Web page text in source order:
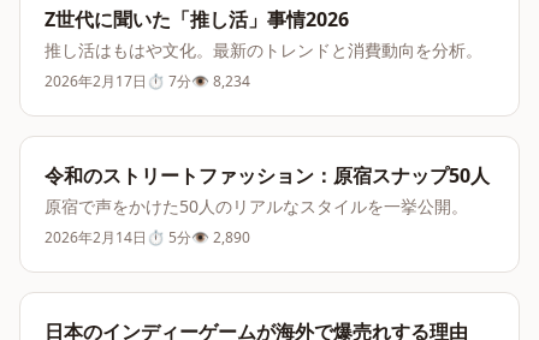
Z世代に聞いた「推し活」事情2026
推し活はもはや文化。最新のトレンドと消費動向を分析。
2026年2月17日 ⏱ 7分👁 8,234
令和のストリートファッション：原宿スナップ50人
原宿で声をかけた50人のリアルなスタイルを一挙公開。
2026年2月14日 ⏱ 5分👁 2,890
日本のインディーゲームが海外で爆売れする理由